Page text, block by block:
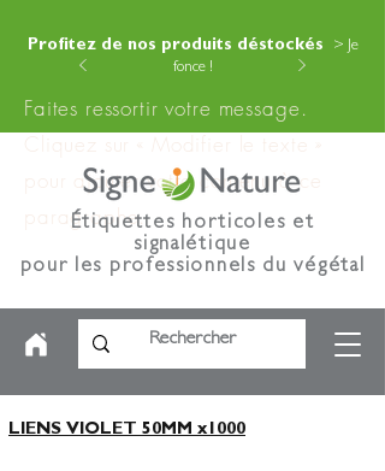
Profitez de nos produits déstockés
> Je
fonce !
Faites ressortir votre message.
Cliquez sur « Modifier le texte »
pour ajouter votre contenu à ce
paragraphe.
Étiquettes horticoles et
signalétique
pour les professionnels du végétal
LIENS VIOLET 50MM x1000